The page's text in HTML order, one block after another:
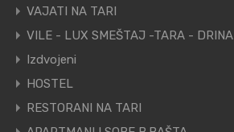
VAJATI NA TARI
VILE - LUX SMEŠTAJ -TARA - DRINA
Izdvojeni
HOSTEL
RESTORANI NA TARI